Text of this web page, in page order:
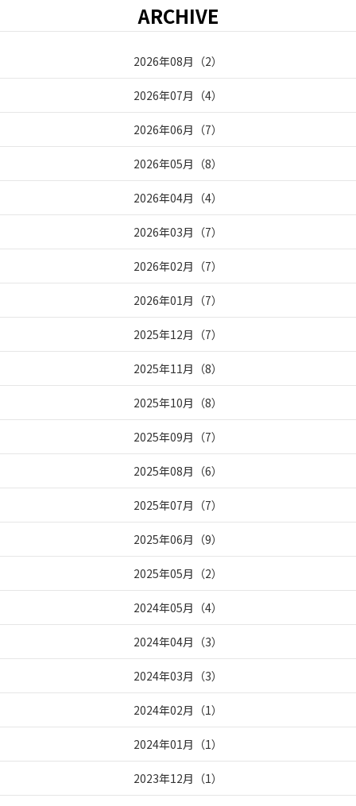
ARCHIVE
2026年08月 （2）
2026年07月 （4）
2026年06月 （7）
2026年05月 （8）
2026年04月 （4）
2026年03月 （7）
2026年02月 （7）
2026年01月 （7）
2025年12月 （7）
2025年11月 （8）
2025年10月 （8）
2025年09月 （7）
2025年08月 （6）
2025年07月 （7）
2025年06月 （9）
2025年05月 （2）
2024年05月 （4）
2024年04月 （3）
2024年03月 （3）
2024年02月 （1）
2024年01月 （1）
2023年12月 （1）